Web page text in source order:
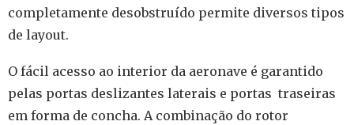
completamente desobstruído permite diversos tipos
de layout.
O fácil acesso ao interior da aeronave é garantido
pelas portas deslizantes laterais e portas traseiras
em forma de concha. A combinação do rotor